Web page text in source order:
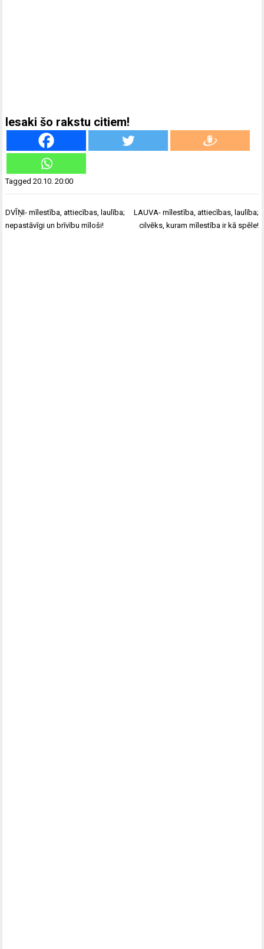
Iesaki šo rakstu citiem!
Tagged20.10. 20:00
Ziņu
izvēlne
DVĪŅI- mīlestība, attiecības, laulība;
nepastāvīgi un brīvību mīloši!
LAUVA- mīlestība, attiecības, laulība;
cilvēks, kuram mīlestība ir kā spēle!